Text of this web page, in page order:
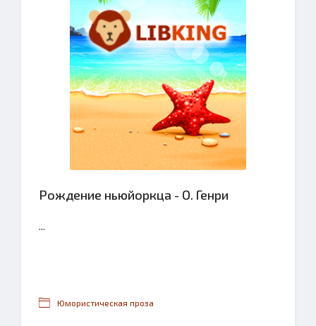
Рождение ньюйоркца - О. Генри
...
Юмористическая проза